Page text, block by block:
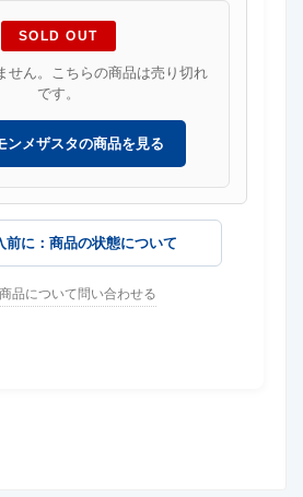
SOLD OUT
せん。こちらの商品は売り切れ
です。
ンメザスタの商品を見る
前に：商品の状態について
品について問い合わせる